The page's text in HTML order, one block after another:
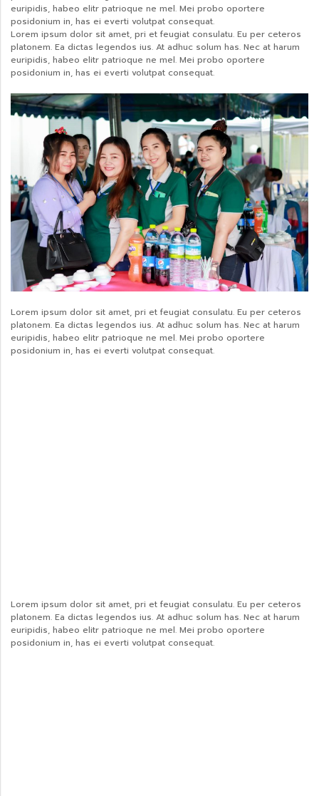
euripidis, habeo elitr patrioque ne mel. Mei probo oportere
posidonium in, has ei everti volutpat consequat.
Lorem ipsum dolor sit amet, pri et feugiat consulatu. Eu per ceteros
platonem. Ea dictas legendos ius. At adhuc solum has. Nec at harum
euripidis, habeo elitr patrioque ne mel. Mei probo oportere
posidonium in, has ei everti volutpat consequat.
Lorem ipsum dolor sit amet, pri et feugiat consulatu. Eu per ceteros
platonem. Ea dictas legendos ius. At adhuc solum has. Nec at harum
euripidis, habeo elitr patrioque ne mel. Mei probo oportere
posidonium in, has ei everti volutpat consequat.
Lorem ipsum dolor sit amet, pri et feugiat consulatu. Eu per ceteros
platonem. Ea dictas legendos ius. At adhuc solum has. Nec at harum
euripidis, habeo elitr patrioque ne mel. Mei probo oportere
posidonium in, has ei everti volutpat consequat.